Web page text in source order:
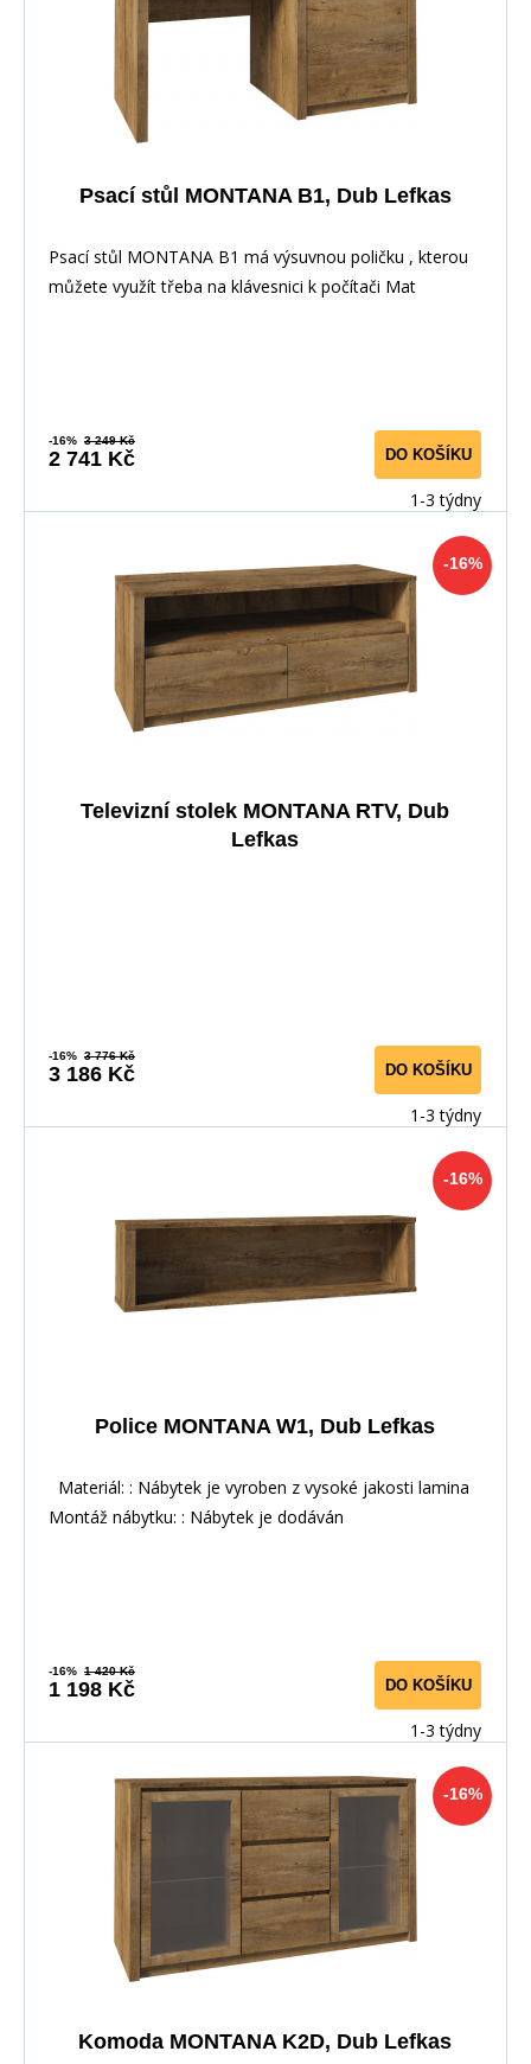
Psací stůl MONTANA B1, Dub Lefkas
Psací stůl MONTANA B1 má výsuvnou poličku , kterou
můžete využít třeba na klávesnici k počítači Mat
-16% 3 249 Kč
2 741 Kč DO KOŠÍKU
1-3 týdny
-16%
Televizní stolek MONTANA RTV, Dub
Lefkas
-16% 3 776 Kč
3 186 Kč DO KOŠÍKU
1-3 týdny
-16%
Police MONTANA W1, Dub Lefkas
Materiál: : Nábytek je vyroben z vysoké jakosti lamina
Montáž nábytku: : Nábytek je dodáván
-16% 1 420 Kč
1 198 Kč DO KOŠÍKU
1-3 týdny
-16%
Komoda MONTANA K2D, Dub Lefkas